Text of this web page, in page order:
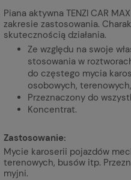
Piana aktywna TENZI CAR
zakresie zastosowania.
skutecznością działania.
Ze względu na swoje
stosowania w
do częstego mycia
osobowych,
Przeznaczony do
Koncentrat.
Zastosowanie:
Mycie karoserii pojazdów
terenowych, busów itp.
myjni.